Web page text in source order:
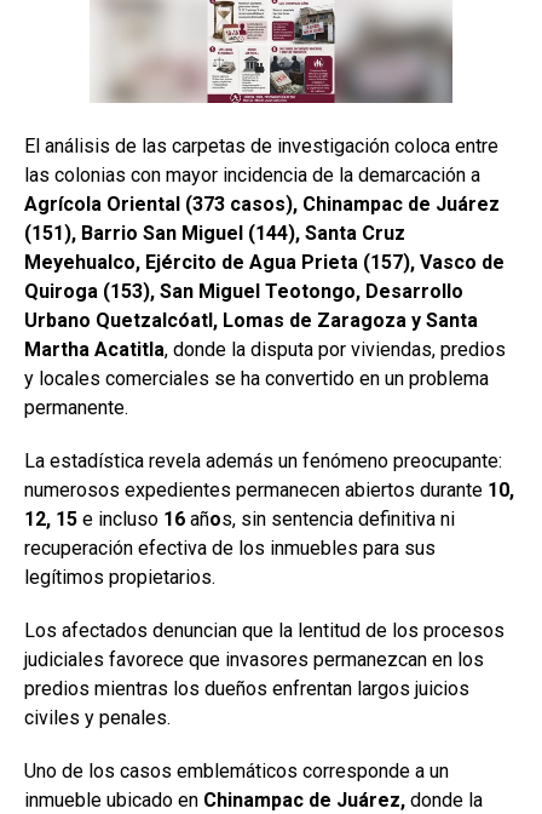
El análisis de las carpetas de investigación coloca entre
las colonias con mayor incidencia de la demarcación a
Agrícola Oriental (373 casos), Chinampac de Juárez
(151), Barrio San Miguel (144), Santa Cruz
Meyehualco, Ejército de Agua Prieta (157), Vasco de
Quiroga (153), San Miguel Teotongo, Desarrollo
Urbano Quetzalcóatl, Lomas de Zaragoza y Santa
Martha Acatitla, donde la disputa por viviendas, predios
y locales comerciales se ha convertido en un problema
permanente.
La estadística revela además un fenómeno preocupante:
numerosos expedientes permanecen abiertos durante 10,
12, 15 e incluso 16 años, sin sentencia definitiva ni
recuperación efectiva de los inmuebles para sus
legítimos propietarios.
Los afectados denuncian que la lentitud de los procesos
judiciales favorece que invasores permanezcan en los
predios mientras los dueños enfrentan largos juicios
civiles y penales.
Uno de los casos emblemáticos corresponde a un
inmueble ubicado en Chinampac de Juárez, donde la